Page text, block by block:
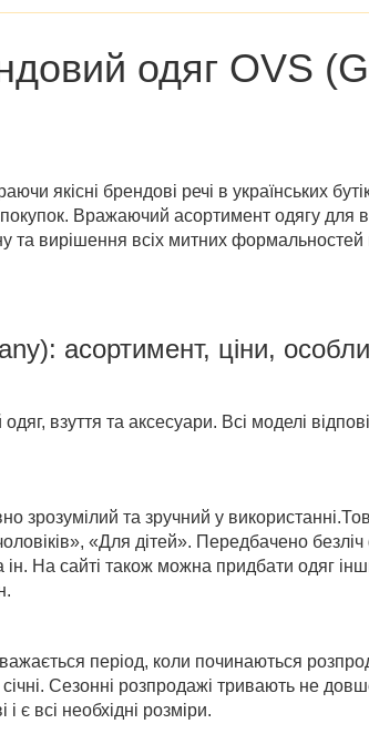
одяг OVS
якісні брендові речі в українських
Вражаючий асортимент одягу для
та вирішення всіх митних
: асортимент, ціни,
взуття та аксесуари. Всі моделі
зрозумілий та зручний у використанні.
«Для дітей». Передбачено
На сайті також можна придбати одяг
період, коли починаються
Сезонні розпродажі тривають не
всі необхідні розміри.